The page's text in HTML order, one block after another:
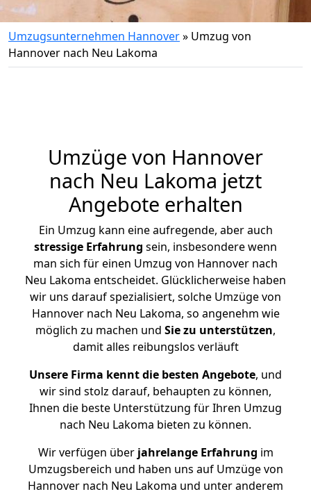
Umzugsunternehmen Hannover» Umzug von
Hannover nach Neu Lakoma
Umzüge von Hannover
nach Neu Lakoma jetzt
Angebote erhalten
Ein Umzug kann eine aufregende, aber auch
stressige Erfahrung sein, insbesondere wenn
man sich für einen Umzug von Hannover nach
Neu Lakoma entscheidet. Glücklicherweise haben
wir uns darauf spezialisiert, solche Umzüge von
Hannover nach Neu Lakoma, so angenehm wie
möglich zu machen und Sie zu unterstützen,
damit alles reibungslos verläuft
Unsere Firma kennt die besten Angebote, und
wir sind stolz darauf, behaupten zu können,
Ihnen die beste Unterstützung für Ihren Umzug
nach Neu Lakoma bieten zu können.
Wir verfügen überjahrelange Erfahrung im
Umzugsbereich und haben uns auf Umzüge von
Hannover nach Neu Lakoma und unter anderem